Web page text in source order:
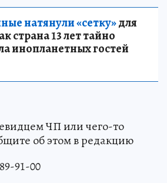
натянули «сетку»для
страна 13 лет тайно
инопланетных гостей
ЧП или чего-то
об этом в редакцию
91-00